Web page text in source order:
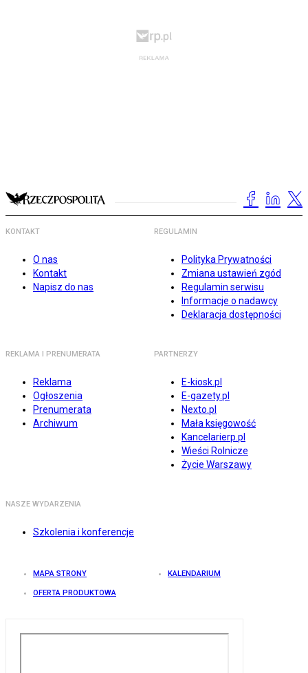
KONTAKT
O nas
Kontakt
Napisz do nas
REGULAMIN
Polityka Prywatności
Zmiana ustawień zgód
Regulamin serwisu
Informacje o nadawcy
Deklaracja dostępności
REKLAMA I PRENUMERATA
Reklama
Ogłoszenia
Prenumerata
Archiwum
PARTNERZY
E-kiosk.pl
E-gazety.pl
Nexto.pl
Mała księgowość
Kancelarierp.pl
Wieści Rolnicze
Życie Warszawy
NASZE WYDARZENIA
Szkolenia i konferencje
MAPA STRONY KALENDARIUM
OFERTA PRODUKTOWA